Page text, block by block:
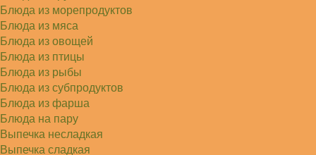
Блюда из морепродуктов
Блюда из мяса
Блюда из овощей
Блюда из птицы
Блюда из рыбы
Блюда из субпродуктов
Блюда из фарша
Блюда на пару
Выпечка несладкая
Выпечка сладкая